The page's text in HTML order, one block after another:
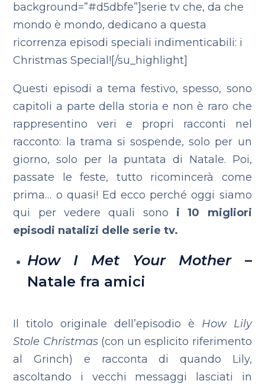
background=”#d5dbfe”]serie tv che, da che
mondo è mondo, dedicano a questa
ricorrenza episodi speciali indimenticabili: i
Christmas Special![/su_highlight]
Questi episodi a tema festivo, spesso, sono
capitoli a parte della storia e non è raro che
rappresentino veri e propri racconti nel
racconto: la trama si sospende, solo per un
giorno, solo per la puntata di Natale. Poi,
passate le feste, tutto ricomincerà come
prima… o quasi! Ed ecco perché oggi siamo
qui per vedere quali sono i 10 migliori
episodi natalizi delle serie tv.
How I Met Your Mother–
Natale fra amici
Il titolo originale dell’episodio è How Lily
Stole Christmas (con un esplicito riferimento
al Grinch) e racconta di quando Lily,
ascoltando i vecchi messaggi lasciati in